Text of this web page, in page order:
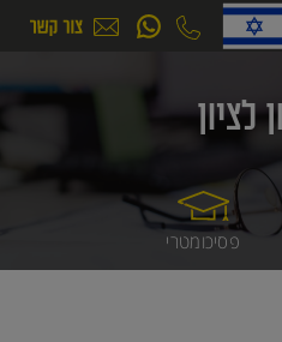
לציון
פסיכומטרי